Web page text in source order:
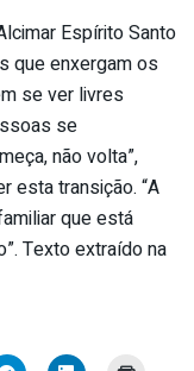
Espírito Santo
que enxergam os
se ver livres
se
não volta”,
esta transição. “A
que está
Texto extraído na